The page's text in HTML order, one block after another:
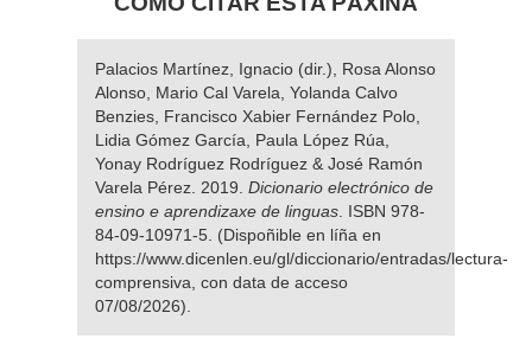
Palacios Martínez, Ignacio (dir.), Rosa Alonso
Alonso, Mario Cal Varela, Yolanda Calvo
Benzies, Francisco Xabier Fernández Polo,
Lidia Gómez García, Paula López Rúa,
Yonay Rodríguez Rodríguez & José Ramón
Varela Pérez. 2019. Dicionario electrónico de
ensino e aprendizaxe de linguas . ISBN 978-
84-09-10971-5. (Dispoñible en líña en
https://www.dicenlen.eu/gl/diccionario/entradas/lectura-
comprensiva, con data de acceso
07/08/2026).